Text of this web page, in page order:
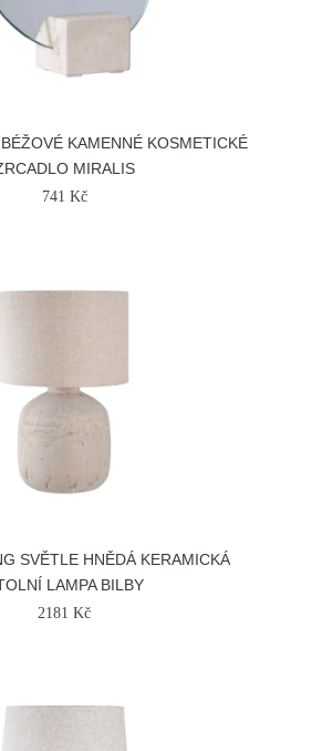
KAMENNÉ KOSMETICKÉ
MIRALIS
741 Kč
SVĚTLE HNĚDÁ KERAMICKÁ
LAMPA BILBY
2181 Kč